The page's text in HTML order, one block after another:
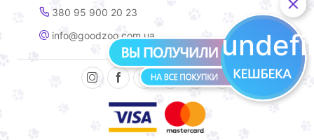
380 95 900 20 23
info@goodzoo.com.ua